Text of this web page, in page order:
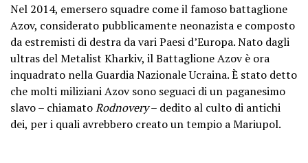
Nel 2014, emersero squadre come il famoso battaglione
Azov, considerato pubblicamente neonazista e composto
da estremisti di destra da vari Paesi d’Europa. Nato dagli
ultras del Metalist Kharkiv, il Battaglione Azov è ora
inquadrato nella Guardia Nazionale Ucraina. È stato detto
che molti miliziani Azov sono seguaci di un paganesimo
slavo – chiamatoRodnovery– dedito al culto di antichi
dei, per i quali avrebbero creato un tempio a Mariupol.